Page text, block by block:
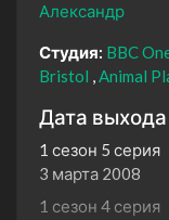
Александр
Студия: BBC
Bristol Animal
Дата
1 сезон 5 серия
3 марта 2008
1 сезон 4 серия